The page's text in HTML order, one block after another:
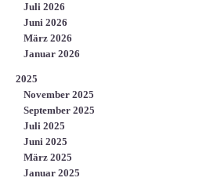
Juli 2026
Juni 2026
März 2026
Januar 2026
2025
November 2025
September 2025
Juli 2025
Juni 2025
März 2025
Januar 2025